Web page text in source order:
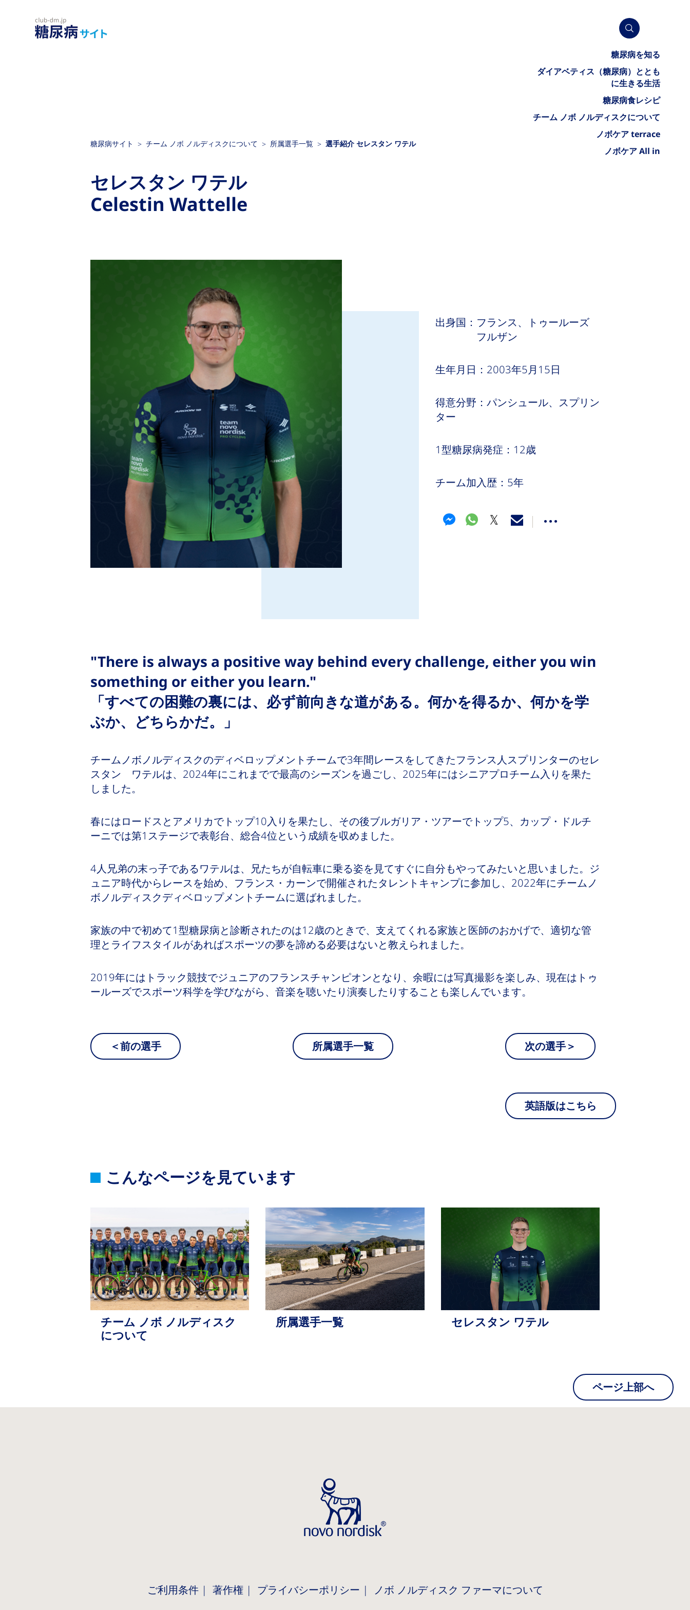
糖尿病を知る
ダイアベティス（糖尿病）ととも
に生きる生活
糖尿病食レシピ
チーム ノボ ノルディスクについて
ノボケア terrace
ノボケア All in
糖尿病サイト チーム ノボ ノルディスクについて 所属選手一覧 選手紹介 セレスタン ワテル
セレスタン ワテル
Celestin Wattelle
出身国：フランス、トゥールーズ
フルザン
生年月日：2003年5月15日
得意分野：パンシュール、スプリン
ター
1型糖尿病発症：12歳
チーム加入歴：5年
"There is always a positive way behind every challenge, either you win
something or either you learn."
「すべての困難の裏には、必ず前向きな道がある。何かを得るか、何かを学
ぶか、どちらかだ。」
チームノボノルディスクのディベロップメントチームで3年間レースをしてきたフランス人スプリンターのセレ
スタン ワテルは、2024年にこれまでで最高のシーズンを過ごし、2025年にはシニアプロチーム入りを果た
しました。
春にはロードスとアメリカでトップ10入りを果たし、その後ブルガリア・ツアーでトップ5、カップ・ドルチ
ーニでは第1ステージで表彰台、総合4位という成績を収めました。
4人兄弟の末っ子であるワテルは、兄たちが自転車に乗る姿を見てすぐに自分もやってみたいと思いました。ジ
ュニア時代からレースを始め、フランス・カーンで開催されたタレントキャンプに参加し、2022年にチームノ
ボノルディスクディベロップメントチームに選ばれました。
家族の中で初めて1型糖尿病と診断されたのは12歳のときで、支えてくれる家族と医師のおかげで、適切な管
理とライフスタイルがあればスポーツの夢を諦める必要はないと教えられました。
2019年にはトラック競技でジュニアのフランスチャンピオンとなり、余暇には写真撮影を楽しみ、現在はトゥ
ールーズでスポーツ科学を学びながら、音楽を聴いたり演奏したりすることも楽しんでいます。
＜前の選手 所属選手一覧 次の選手＞
英語版はこちら
こんなページを見ています
チーム ノボ ノルディスク
について
チーム ノボ ノルディスクについて
所属選手一覧 セレスタン ワテル
ページ上部へ
ご利用条件 著作権 プライバシーポリシー ノボ ノルディスク ファーマについて